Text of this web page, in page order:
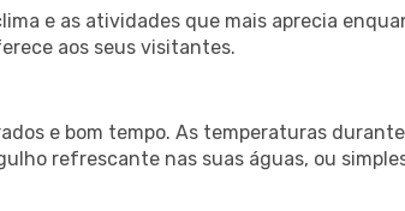
e as atividades que mais aprecia
aos seus visitantes.
e bom tempo. As temperaturas
refrescante nas suas águas, ou